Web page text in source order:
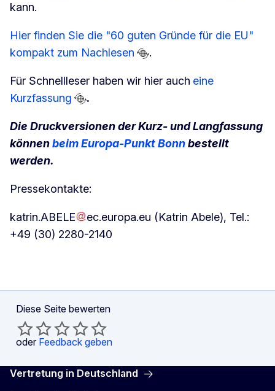
kann.
Hier finden Sie die "60 guten Gründe für die EU"
kompakt zum Nachlesen
.
Für Schnellleser haben wir hier auch eine
Kurzfassung
.
Die Druckversionen der Kurz- und Langfassung
könnenbeim Europa-Punkt Bonnbestellt
werden.
Pressekontakte:
katrin.ABELE ec.europa.eu (Katrin Abele), Tel.:
+49 (30) 2280-2140
Diese Seite bewerten
oder Feedback geben
Vertretung in Deutschland